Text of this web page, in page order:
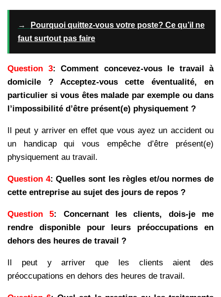
→
Pourquoi quittez-vous votre poste? Ce qu’il ne
faut surtout pas faire
Question 3: Comment concevez-vous le travail à
domicile ? Acceptez-vous cette éventualité, en
particulier si vous êtes malade par exemple ou dans
l’impossibilité d’être présent(e) physiquement ?
Il peut y arriver en effet que vous ayez un accident ou
un handicap qui vous empêche d’être présent(e)
physiquement au travail.
Question 4: Quelles sont les règles et/ou normes de
cette entreprise au sujet des jours de repos ?
Question 5: Concernant les clients, dois-je me
rendre disponible pour leurs préoccupations en
dehors des heures de travail ?
Il peut y arriver que les clients aient des
préoccupations en dehors des heures de travail.